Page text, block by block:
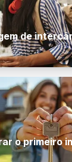
de
o primeiro